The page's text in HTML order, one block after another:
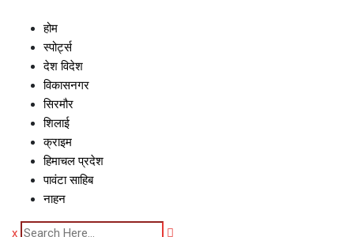
content
होम
स्पोर्ट्स
देश विदेश
विकासनगर
सिरमौर
शिलाई
क्राइम
हिमाचल प्रदेश
पावंटा साहिब
नाहन
x